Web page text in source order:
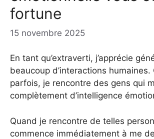
fortune
15 novembre 2025
En tant qu’extraverti, j’apprécie
beaucoup d’interactions humaines.
parfois, je rencontre des gens qui
complètement d’intelligence
Quand je rencontre de telles
commence immédiatement à me